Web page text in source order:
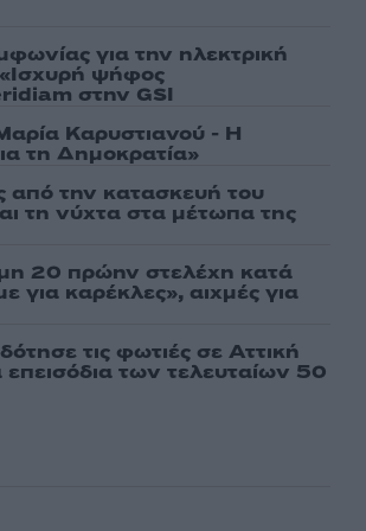
για την ηλεκτρική
ψήφος
στην GSI
Καρυστιανού - Η
τη Δημοκρατία»
από την κατασκευή του
τη νύχτα στα μέτωπα της
20 πρώην στελέχη κατά
καρέκλες», αιχμές για
τις φωτιές σε Αττική
των τελευταίων 50